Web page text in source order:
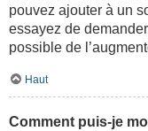
pouvez ajouter à un
essayez de
possible de
Haut
Comment puis-je